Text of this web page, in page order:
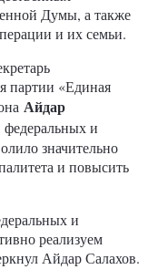
Думы, а также
и их семьи.
партии «Единая
Айдар
федеральных и
значительно
и повысить
и
реализуем
Айдар Салахов.